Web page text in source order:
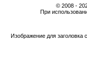
© 2008 -
При
Изображение для